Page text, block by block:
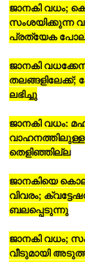
ജാനകി വധം;
സംശയിക്കുന്ന
പ്രത്യേക
ജാനകി
ലഭിച്ചു
ജാനകി വധം:
തെളിഞ്ഞില്ല
ജാനകിയെ
വിവരം;
ബലപ്പെടുന്നു
ജാനകി വധം;
വീടുമായി